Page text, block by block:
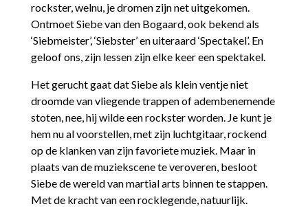
rockster, welnu, je dromen zijn net uitgekomen.
Ontmoet Siebe van den Bogaard, ook bekend als
‘Siebmeister’, ‘Siebster’ en uiteraard ‘Spectakel’. En
geloof ons, zijn lessen zijn elke keer een spektakel.
Het gerucht gaat dat Siebe als klein ventje niet
droomde van vliegende trappen of adembenemende
stoten, nee, hij wilde een rockster worden. Je kunt je
hem nu al voorstellen, met zijn luchtgitaar, rockend
op de klanken van zijn favoriete muziek. Maar in
plaats van de muziekscene te veroveren, besloot
Siebe de wereld van martial arts binnen te stappen.
Met de kracht van een rocklegende, natuurlijk.